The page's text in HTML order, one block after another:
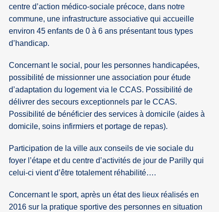
centre d’action médico-sociale précoce, dans notre
commune, une infrastructure associative qui accueille
environ 45 enfants de 0 à 6 ans présentant tous types
d’handicap.
Concernant le social, pour les personnes handicapées,
possibilité de missionner une association pour étude
d’adaptation du logement via le CCAS. Possibilité de
délivrer des secours exceptionnels par le CCAS.
Possibilité de bénéficier des services à domicile (aides à
domicile, soins infirmiers et portage de repas).
Participation de la ville aux conseils de vie sociale du
foyer l’étape et du centre d’activités de jour de Parilly qui
celui-ci vient d’être totalement réhabilité….
Concernant le sport, après un état des lieux réalisés en
2016 sur la pratique sportive des personnes en situation